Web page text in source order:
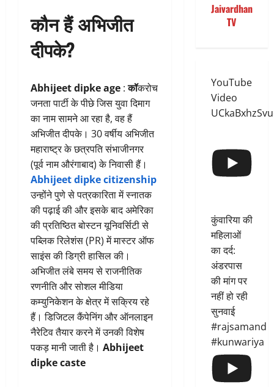
कौन हैं अभिजीत
दीपके?
Abhijeet dipke age :कॉकरोच
जनता पार्टी के पीछे जिस युवा दिमाग
का नाम सामने आ रहा है, वह हैं
अभिजीत दीपके। 30 वर्षीय अभिजीत
महाराष्ट्र के छत्रपति संभाजीनगर
(पूर्व नाम औरंगाबाद) के निवासी हैं।
Abhijeet dipkecitizenship
उन्होंने पुणे से पत्रकारिता में स्नातक
की पढ़ाई की और इसके बाद अमेरिका
की प्रतिष्ठित बोस्टन यूनिवर्सिटी से
पब्लिक रिलेशंस (PR) में मास्टर ऑफ
साइंस की डिग्री हासिल की।
अभिजीत लंबे समय से राजनीतिक
रणनीति और सोशल मीडिया
कम्युनिकेशन के क्षेत्र में सक्रिय रहे
हैं। डिजिटल कैंपेनिंग और ऑनलाइन
नैरेटिव तैयार करने में उनकी विशेष
पकड़ मानी जाती है। Abhijeet
dipke caste
Jaivardhan
TV
YouTube
Video
कुंवारिया की
महिलाओं
का दर्द:
अंडरपास
की मांग पर
नहीं हो रही
सुनवाई
#rajsamand
#kunwariya